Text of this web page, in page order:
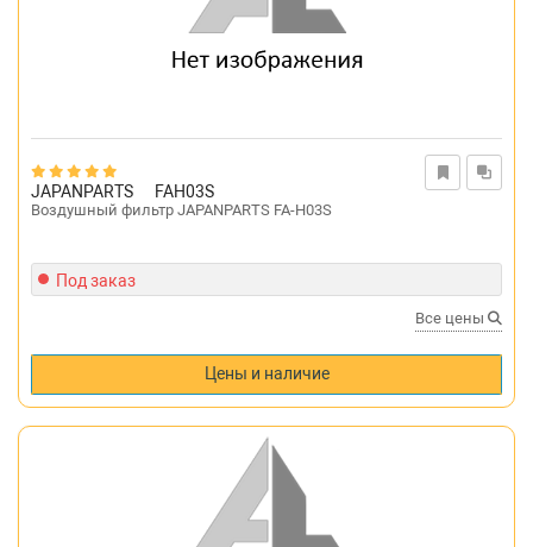
JAPANPARTS FAH03S
Воздушный фильтр JAPANPARTS FA-H03S
Под заказ
Все цены
Цены и наличие